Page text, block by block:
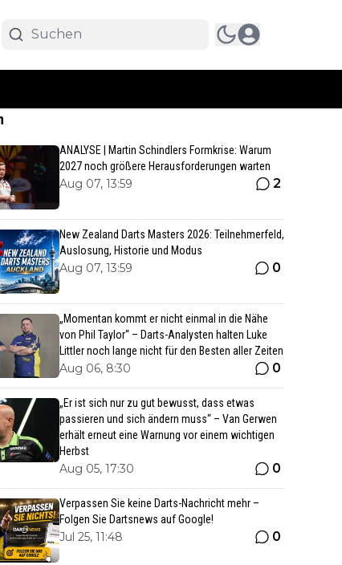
ANALYSE | Martin Schindlers Formkrise: Warum
2027 noch größere Herausforderungen warten
Aug 07, 13:59 2
New Zealand Darts Masters 2026: Teilnehmerfeld,
Auslosung, Historie und Modus
Aug 07, 13:59 0
„Momentan kommt er nicht einmal in die Nähe
von Phil Taylor“ – Darts-Analysten halten Luke
Littler noch lange nicht für den Besten aller Zeiten
Aug 06, 8:30 0
„Er ist sich nur zu gut bewusst, dass etwas
passieren und sich ändern muss“ – Van Gerwen
erhält erneut eine Warnung vor einem wichtigen
Herbst
Aug 05, 17:30 0
Verpassen Sie keine Darts-Nachricht mehr –
Folgen Sie Dartsnews auf Google!
Jul 25, 11:48 0